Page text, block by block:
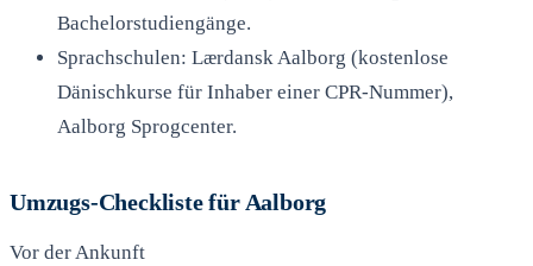
Bachelorstudiengänge.
Sprachschulen: Lærdansk Aalborg (kostenlose
Dänischkurse für Inhaber einer CPR-Nummer),
Aalborg Sprogcenter.
Umzugs-Checkliste für Aalborg
Vor der Ankunft